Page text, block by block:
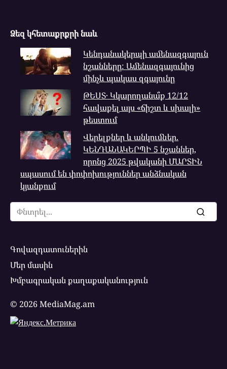
Ձեզ կհետաքրքրի նաև
Կենդանակերպի ամենազգայուն
նշանները: Ամենազգայունից
մինչև պակաս զգայունը
ԹԵՍՏ․ Կկարողանա՞ք 12/12
հավաքել այս «ճիշտ և սխալի»
թեստում
Վերելքներ և անկումներ.
ԿԵՆԴԱՆԱԿԵՐՊԻ 5 նշաններ,
որոնց 2025 թվականի ՄԱՐՏԻՆ
սպասում են փոփոխություններ անձնական
կյանքում
Search
for:
Գովազդատուներին
Մեր մասին
Խմբագրական քաղաքականություն
© 2026 MediaMag.am